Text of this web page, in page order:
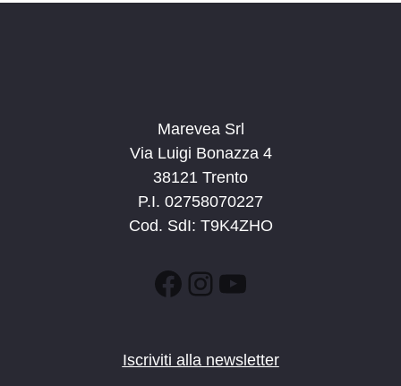
Marevea Srl
Via Luigi Bonazza 4
38121 Trento
P.I. 02758070227
Cod. SdI: T9K4ZHO
Facebook
Instagram
YouTube
Iscriviti alla newsletter